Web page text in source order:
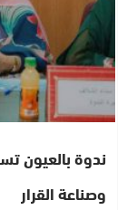
ندوة بالعيون
وصناعة القرار